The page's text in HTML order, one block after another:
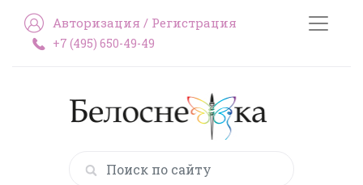
Авторизация / Регистрация
+7 (495) 650-49-49